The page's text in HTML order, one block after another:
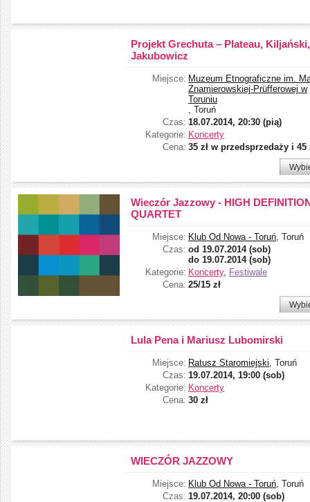
Projekt Grechuta – Plateau, Kiljański,
Jakubowicz
Miejsce: Muzeum Etnograficzne im.
Znamierowskiej-Prüfferowej w
Toruniu
, Toruń
Czas: 18.07.2014, 20:30 (pią)
Kategorie: Koncerty
Cena: 35 zł w przedsprzedaży i 45
Wieczór Jazzowy - HIGH
QUARTET
Miejsce: Klub Od Nowa - Toruń, Toruń
Czas: od 19.07.2014 (sob)
do 19.07.2014 (sob)
Kategorie: Koncerty, Festiwale
Cena: 25/15 zł
Lula Pena i Mariusz Lubomirski
Miejsce: Ratusz Staromiejski, Toruń
Czas: 19.07.2014, 19:00 (sob)
Kategorie: Koncerty
Cena: 30 zł
WIECZÓR JAZZOWY
Miejsce: Klub Od Nowa - Toruń, Toruń
Czas: 19.07.2014, 20:00 (sob)